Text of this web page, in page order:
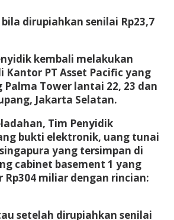
bila dirupiahkan senilai Rp23,7
kembali melakukan
Kantor PT Asset Pacific yang
Palma Tower lantai 22, 23 dan
Jakarta Selatan.
Tim Penyidik
bukti elektronik, uang tunai
yang tersimpan di
cabinet basement 1 yang
miliar dengan rincian:
setelah dirupiahkan senilai